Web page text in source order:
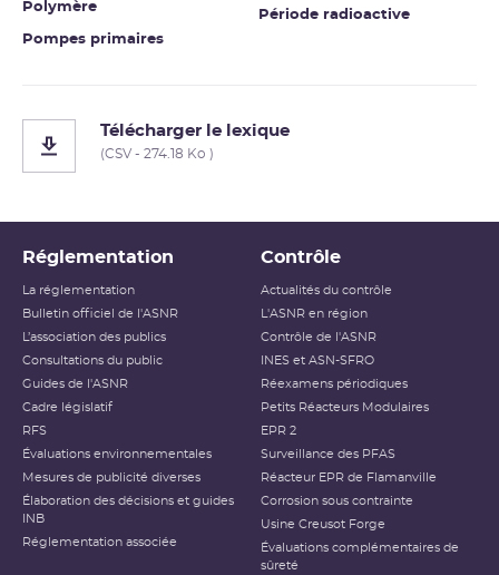
Polymère
Pompes primaires
Période radioactive
Télécharger le lexique
(CSV - 274.18 Ko )
Réglementation
La réglementation
Bulletin officiel de l'ASNR
L’association des publics
Consultations du public
Guides de l'ASNR
Cadre législatif
RFS
Évaluations environnementales
Mesures de publicité diverses
Élaboration des décisions et guides
INB
Réglementation associée
Contrôle
Actualités du contrôle
L'ASNR en région
Contrôle de l'ASNR
INES et ASN-SFRO
Réexamens périodiques
Petits Réacteurs Modulaires
EPR 2
Surveillance des PFAS
Réacteur EPR de Flamanville
Corrosion sous contrainte
Usine Creusot Forge
Évaluations complémentaires de
sûreté